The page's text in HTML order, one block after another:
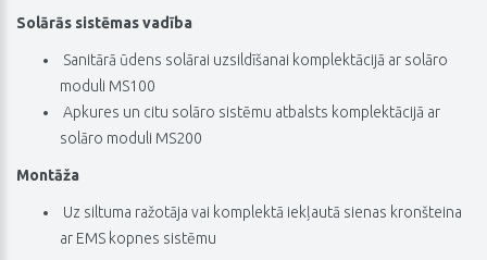
Solārās sistēmas vadība
 Sanitārā ūdens solārai uzsildīšanai komplektācijā ar solāro
moduli MS100
 Apkures un citu solāro sistēmu atbalsts komplektācijā ar
solāro moduli MS200
Montāža
 Uz siltuma ražotāja vai komplektā iekļautā sienas kronšteina
ar EMS kopnes sistēmu